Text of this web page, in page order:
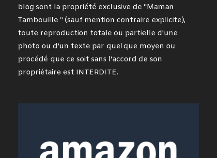
blog sont la propriété exclusive de "Maman
Tambouille " (sauf mention contraire explicite),
toute reproduction totale ou partielle d'une
photo ou d'un texte par quelque moyen ou
procédé que ce soit sans l'accord de son
propriétaire est INTERDITE.